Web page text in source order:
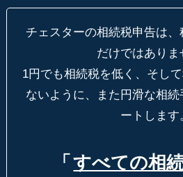
チェスターの相続税申告は
だけではありま
1円でも相続税を低く、そし
ないように、
また円滑な相
ートします
「 すべての相